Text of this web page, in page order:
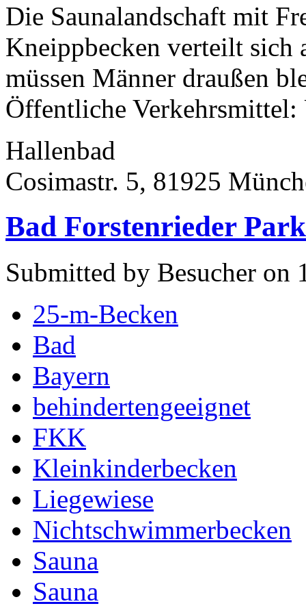
Die Saunalandschaft mit
Kneippbecken verteilt sich
müssen Männer draußen
Öffentliche
Hallenbad
Cosimastr. 5, 81925
Bad Forstenrieder
Submitted by Besucher on
25-m-Becken
Bad
Bayern
behindertengeeignet
FKK
Kleinkinderbecken
Liegewiese
Nichtschwimmerbecken
Sauna
Sauna